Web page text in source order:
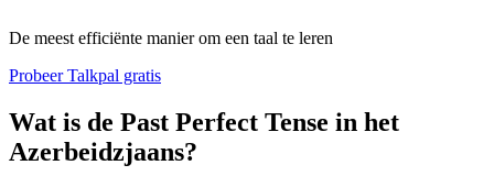
De meest efficiënte manier om een taal te leren
Probeer Talkpal gratis
Wat is de Past Perfect Tense in het
Azerbeidzjaans?